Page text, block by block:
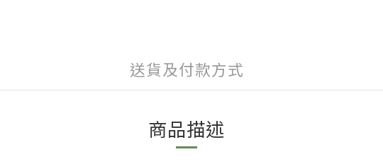
送貨及付款方式
商品描述